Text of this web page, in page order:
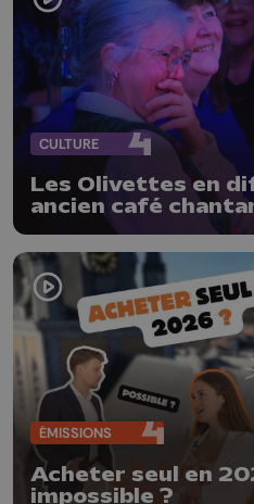
CULTURE
Les Olivettes en
ancien café
un appel au public
ÉMISSIONS
Acheter seul en
impossible ?